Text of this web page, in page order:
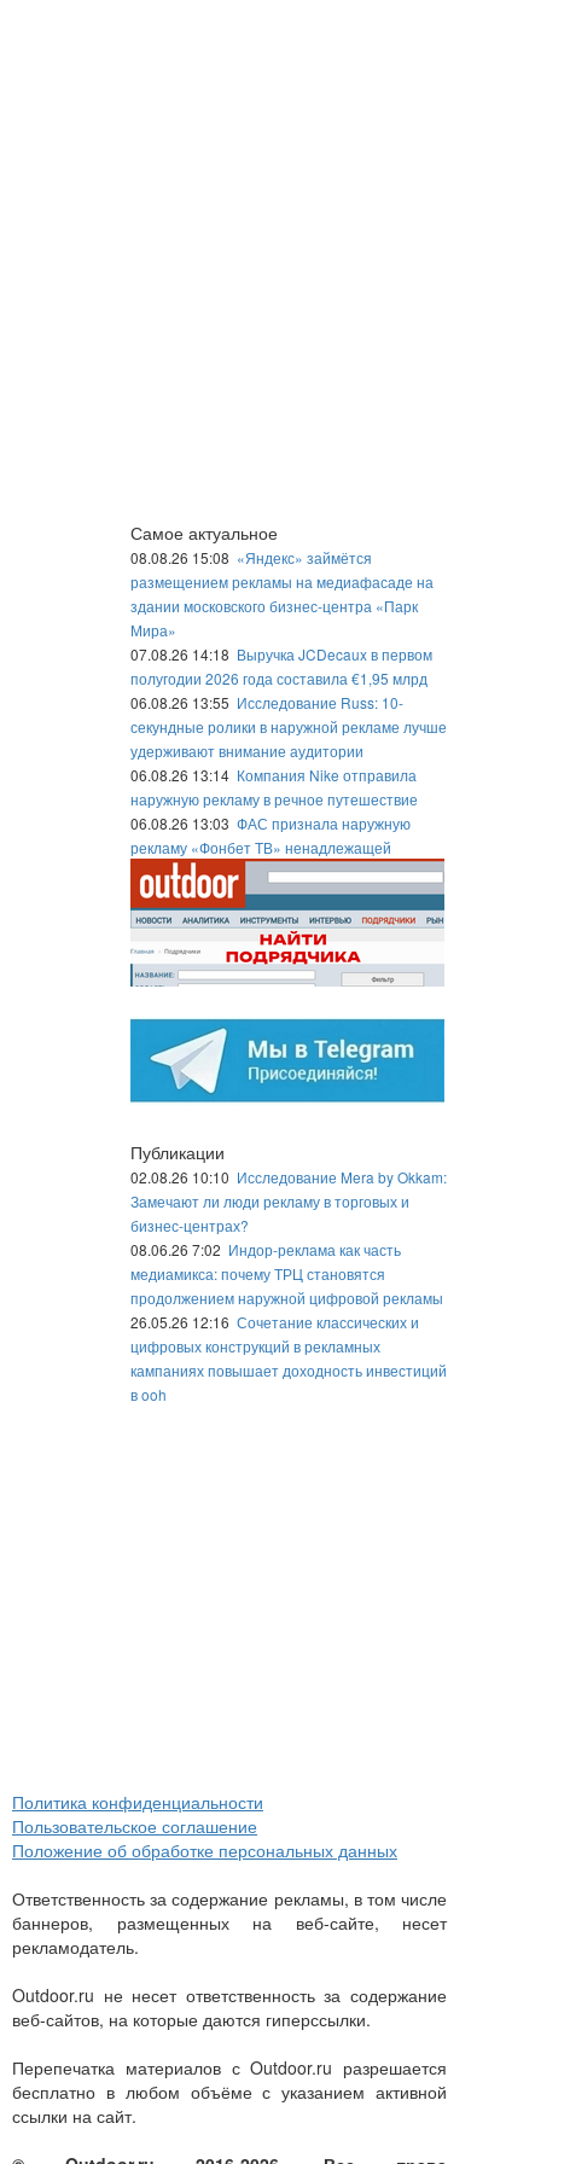
Самое актуальное
08.08.26 15:08 «Яндекс» займётся
размещением рекламы на медиафасаде на
здании московского бизнес-центра «Парк
Мира»
07.08.26 14:18 Выручка JCDecaux в первом
полугодии 2026 года составила €1,95 млрд
06.08.26 13:55 Исследование Russ: 10-
секундные ролики в наружной рекламе лучше
удерживают внимание аудитории
06.08.26 13:14 Компания Nike отправила
наружную рекламу в речное путешествие
06.08.26 13:03 ФАС признала наружную
рекламу «Фонбет ТВ» ненадлежащей
Публикации
02.08.26 10:10 Исследование Mera by Okkam:
Замечают ли люди рекламу в торговых и
бизнес-центрах?
08.06.26 7:02 Индор-реклама как часть
медиамикса: почему ТРЦ становятся
продолжением наружной цифровой рекламы
26.05.26 12:16 Сочетание классических и
цифровых конструкций в рекламных
кампаниях повышает доходность инвестиций
в ooh
Политика конфиденциальности
Пользовательское соглашение
Положение об обработке персональных данных
Ответственность за содержание рекламы, в том числе
баннеров, размещенных на веб-сайте, несет
рекламодатель.
Outdoor.ru не несет ответственность за содержание
веб-сайтов, на которые даются гиперссылки.
Перепечатка материалов с Outdoor.ru разрешается
бесплатно в любом объёме с указанием активной
ссылки на сайт.